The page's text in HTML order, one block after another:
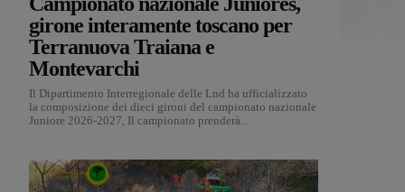
girone interamente toscano per
Terranuova Traiana e
Montevarchi
Il Dipartimento Interregionale delle Lnd ha ufficializzato
la composizione dei dieci gironi del campionato nazionale
Juniore 2026-2027, Il campionato prenderà...